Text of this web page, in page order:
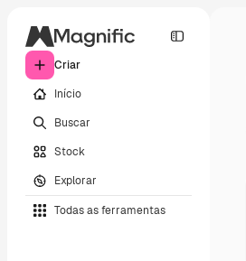
Criar
Início
Buscar
Stock
Explorar
Todas as ferramentas